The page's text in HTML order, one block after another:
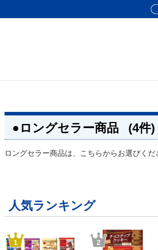
●ロングセラー商品 (4件)
ロングセラー商品は、こちらからお選びくだ
人気ランキング
1 2